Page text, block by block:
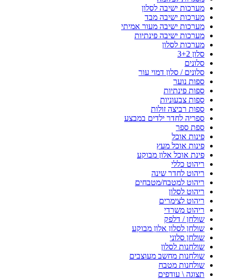
מערכות ישיבה לסלון
מערכות ישיבה מבד
מערכות ישיבה מעור אמיתי
מערכות ישיבה פינתיות
מערכות לסלון
סלון 3+2
סלונים
סלונים / סלון דמוי עור
ספות נוער
ספות פינתיות
ספות צבעוניות
ספות רביצה זולות
ספריה לחדר ילדים במבצע
ספת ספר
פינות אוכל
פינות אוכל מעץ
פינת אוכל אלון מבוקע
ריהוט כללי
ריהוט לחדר שינה
ריהוט למטבח/מטבחים
ריהוט לסלון
ריהוט לצימרים
ריהוט משרדי
שולחן / דלפק
שולחן לסלון אלון מבוקע
שולחן סלוני
שולחנות לסלון
שולחנות מחשב מעוצבים
שולחנות מטבח
תצוגה \ עודפים